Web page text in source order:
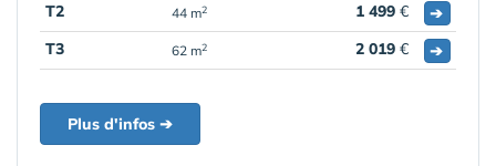
T2
44 m2 1 499 €
➔
T3
62 m2 2 019 € ➔
Plus d'infos ➔